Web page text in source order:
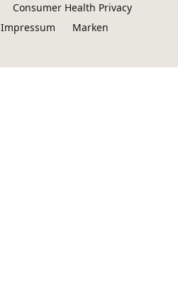
Consumer Health Privacy
Impressum
Marken